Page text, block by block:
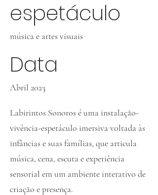
espetáculo
música e artes visuais
Data
Abril 2023
Labirintos Sonoros é uma instalação-
vivência-espetáculo imersiva voltada às
infâncias e suas famílias, que articula
música, cena, escuta e experiência
sensorial em um ambiente interativo de
criação e presença.